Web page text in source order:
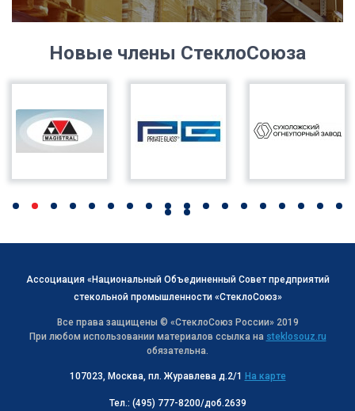
Новые члены СтеклоСоюза
Ассоциация «Национальный Объединенный Совет предприятий
стекольной промышленности «СтеклоСоюз»
Все права защищены © «СтеклоСоюз Роcсии» 2019
При любом использовании материалов ссылка на steklosouz.ru
обязательна.
107023, Москва, пл. Журавлева д.2/1 На карте
Тел.: (495) 777-8200/доб.2639